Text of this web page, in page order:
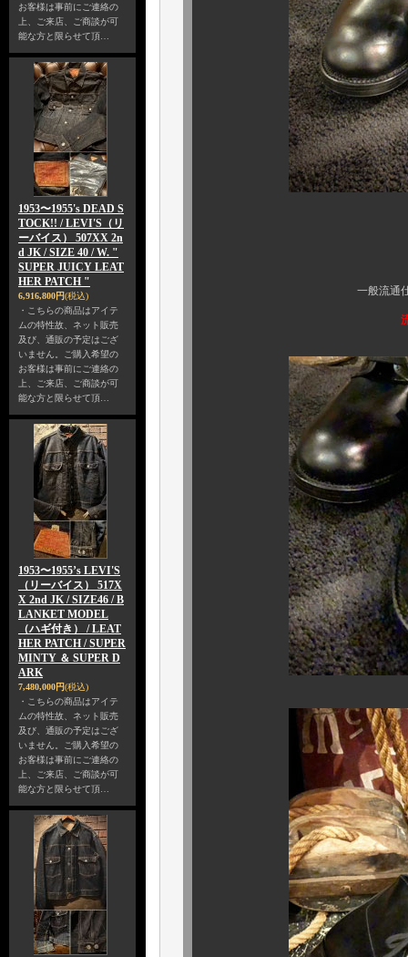
お客様は事前にご連絡の
上、ご来店、ご商談が可
能な方と限らせて頂…
1953〜1955's DEAD S
TOCK!! / LEVI'S（リ
ーバイス） 507XX 2n
d JK / SIZE 40 / W. "
SUPER JUICY LEAT
HER PATCH "
6,916,800円(税込)
・こちらの商品はアイテ
ムの特性故、ネット販売
及び、通販の予定はござ
いません。ご購入希望の
お客様は事前にご連絡の
上、ご来店、ご商談が可
能な方と限らせて頂…
1953〜1955’s LEVI'S
（リーバイス） 517X
X 2nd JK / SIZE46 / B
LANKET MODEL
（ハギ付き） / LEAT
HER PATCH / SUPER
MINTY ＆ SUPER D
ARK
7,480,000円(税込)
・こちらの商品はアイテ
ムの特性故、ネット販売
及び、通販の予定はござ
いません。ご購入希望の
お客様は事前にご連絡の
上、ご来店、ご商談が可
能な方と限らせて頂…
一般流通仕様のサンダ